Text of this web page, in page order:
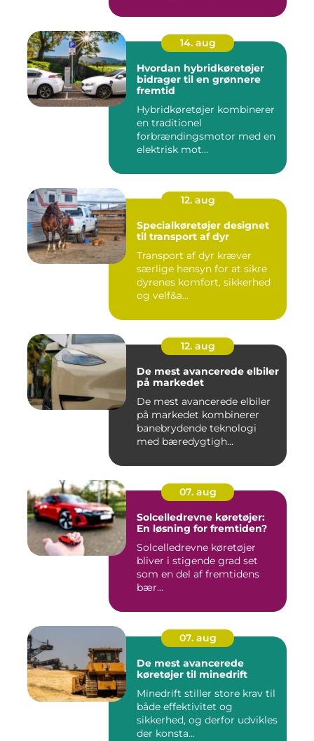
14. aug
Hvordan hybridkøretøjer
bidrager til en grønnere
fremtid
Hybridkøretøjer kombinerer
en traditionel
forbrændingsmotor med en
elektrisk mot...
12. aug
Specialkøretøjer designet
til transport af dyr
Transport af dyr kræver
særlige hensyn for at sikre
dyrenes komfort, sikkerhed
og velf&a...
12. aug
De mest avancerede elbiler
på markedet
De mest avancerede elbiler
på markedet kombinerer
banebrydende teknologi
med bæredygtigh...
07. aug
Solcelledrevne køretøjer:
En løsning for fremtiden?
Solcelledrevne køretøjer
bliver i stigende grad set
som en del af fremtidens
bær...
07. aug
De mest avancerede
køretøjer til minedrift
Minedrift stiller store krav til
både effektivitet og
sikkerhed, og derfor udvikles
der konsta...